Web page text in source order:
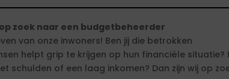
zoek naar een budgetbeheerder
van onze inwoners! Ben jij die betrokken
helpt grip te krijgen op hun financiële situatie?
schulden of een laag inkomen? Dan zijn wij op